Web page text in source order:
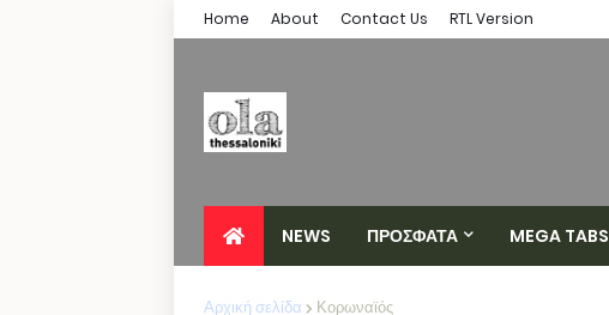
Home About Contact Us RTL Version
NEWS ΠΡΟΣΦΑΤΑ MEGA TABS
Αρχική σελίδα Κορωναϊός